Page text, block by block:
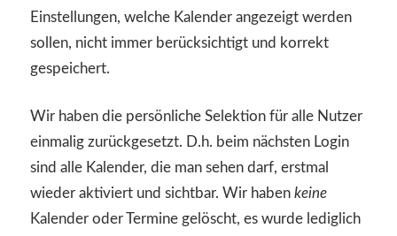
Einstellungen, welche Kalender angezeigt werden
sollen, nicht immer berücksichtigt und korrekt
gespeichert.
Wir haben die persönliche Selektion für alle Nutzer
einmalig zurückgesetzt. D.h. beim nächsten Login
sind alle Kalender, die man sehen darf, erstmal
wieder aktiviert und sichtbar. Wir haben keine
Kalender oder Termine gelöscht, es wurde lediglich